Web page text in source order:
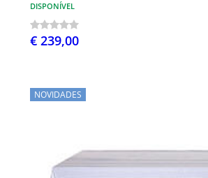
DISPONÍVEL
€ 239,00
NOVIDADES